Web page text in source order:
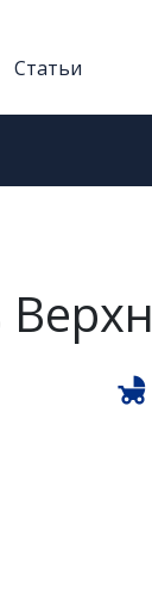
Статьи
child_friendly